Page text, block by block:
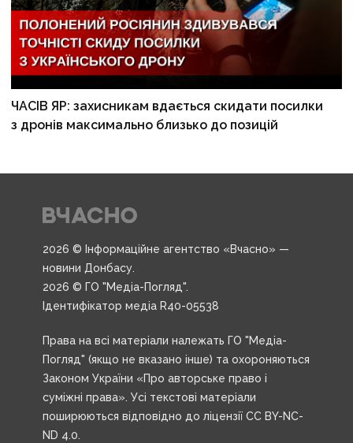
ЧАСІВ ЯР: захисникам вдається скидати посилки
з дронів максимально близько до позицій
2026 © Інформаційне агентство «Вчасно» —
новини Донбасу.
2026 © ГО "Медіа-Погляд".
Ідентифікатор медіа R40-05538
Права на всі матеріали належать ГО "Медіа-
Погляд" (якщо не вказано інше) та охороняються
Законом України «Про авторське право і
суміжні права». Усі текстові матеріали
поширюються відповідно до ліцензії CC BY-NC-
ND 4.0.